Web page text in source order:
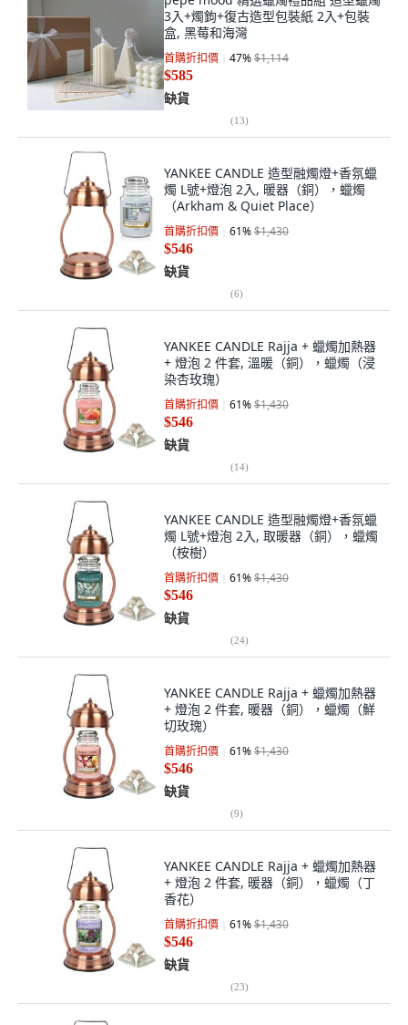
3入+燭鉤+復古造型包裝紙 2入+包裝
盒, 黑莓和海灣
首購折扣價 47%$1,114
$585
缺貨
(13)
YANKEE CANDLE 造型融燭燈+香氛蠟
燭 L號+燈泡 2入, 暖器（銅），蠟燭
（Arkham & Quiet Place）
首購折扣價 61%$1,430
$546
缺貨
(6)
YANKEE CANDLE Rajja + 蠟燭加熱器
+ 燈泡 2 件套, 溫暖（銅），蠟燭（浸
染杏玫瑰）
首購折扣價 61%$1,430
$546
缺貨
(14)
YANKEE CANDLE 造型融燭燈+香氛蠟
燭 L號+燈泡 2入, 取暖器（銅），蠟燭
（桉樹）
首購折扣價 61%$1,430
$546
缺貨
(24)
YANKEE CANDLE Rajja + 蠟燭加熱器
+ 燈泡 2 件套, 暖器（銅），蠟燭（鮮
切玫瑰）
首購折扣價 61%$1,430
$546
缺貨
(9)
YANKEE CANDLE Rajja + 蠟燭加熱器
+ 燈泡 2 件套, 暖器（銅），蠟燭（丁
香花）
首購折扣價 61%$1,430
$546
缺貨
(23)